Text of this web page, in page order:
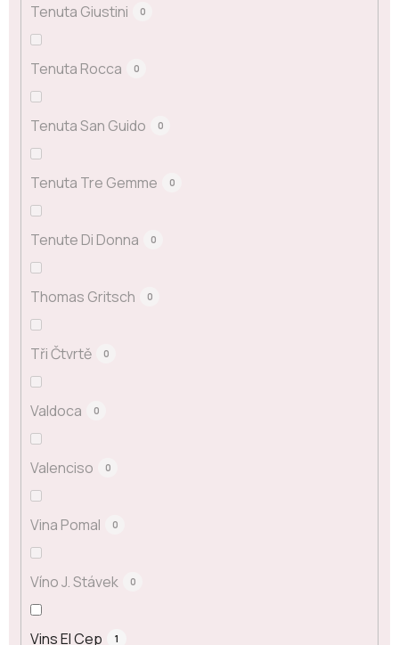
Tenuta Giustini 0
Tenuta Rocca 0
Tenuta San Guido 0
Tenuta Tre Gemme 0
Tenute Di Donna 0
Thomas Gritsch 0
Tři Čtvrtě 0
Valdoca 0
Valenciso 0
Vina Pomal 0
Víno J. Stávek 0
Vins El Cep 1